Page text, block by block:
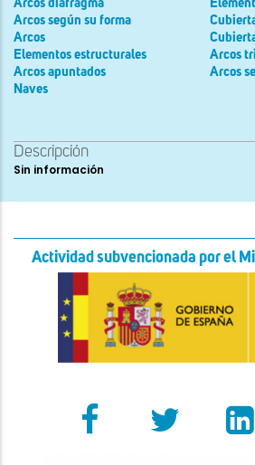
Arcos diafragma
Arcos según su forma
Arcos
Elementos estructurales
Arcos apuntados
Naves
Arcos
Arcos
Descripción
Sin información
Actividad subvencionada por el